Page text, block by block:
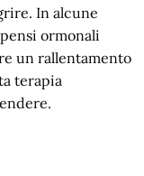
In alcune
ormonali
un rallentamento
terapia